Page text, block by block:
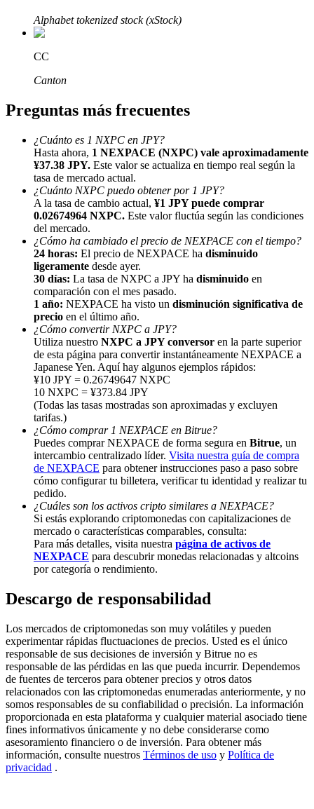
Afiliados de Bitrue
¡Hasta un 65% de comisiones!
Referencia
Invita a un amigo para recibir recompensas en efectivo
BTC Welcome Rewards
BTC Welcome Rewards
Deposit & Trade BTC to Share 25000 USDT prize pool!
Deposit CASHCAT & Win
Share 500000 CASHCAT prize pool
Exclusive for BitMart Users
Precious Metals Trading Carnival
Trade Gold & Silver · 33,333 USDT Bonus
USDT New User Exclusive 10% APR
USDT Flexible Staking | Daily Rewards
Alphabet tokenized stock (xStock)
CC
Canton
Preguntas más frecuentes
¿Cuánto es 1 NXPC en JPY?
Hasta ahora, 1 NEXPACE (NXPC) vale aproximadamente
¥37.38 JPY. Este valor se actualiza en tiempo real según la
tasa de mercado actual.
¿Cuánto NXPC puedo obtener por 1 JPY?
A la tasa de cambio actual, ¥1 JPY puede comprar
0.02674964 NXPC. Este valor fluctúa según las condiciones
del mercado.
¿Cómo ha cambiado el precio de NEXPACE con el tiempo?
24 horas: El precio de NEXPACE ha disminuido
ligeramente desde ayer.
30 días: La tasa de NXPC a JPY ha disminuido en
comparación con el mes pasado.
1 año: NEXPACE ha visto un disminución significativa de
precio en el último año.
¿Cómo convertir NXPC a JPY?
Utiliza nuestro NXPC a JPY conversor en la parte superior
de esta página para convertir instantáneamente NEXPACE a
Japanese Yen. Aquí hay algunos ejemplos rápidos:
¥10 JPY = 0.26749647 NXPC
10 NXPC = ¥373.84 JPY
(Todas las tasas mostradas son aproximadas y excluyen
tarifas.)
¿Cómo comprar 1 NEXPACE en Bitrue?
Puedes comprar NEXPACE de forma segura en Bitrue, un
intercambio centralizado líder. Visita nuestra guía de compra
de NEXPACE para obtener instrucciones paso a paso sobre
cómo configurar tu billetera, verificar tu identidad y realizar tu
pedido.
¿Cuáles son los activos cripto similares a NEXPACE?
Si estás explorando criptomonedas con capitalizaciones de
mercado o características comparables, consulta:
Para más detalles, visita nuestra página de activos de
NEXPACE para descubrir monedas relacionadas y altcoins
por categoría o rendimiento.
Descargo de responsabilidad
Los mercados de criptomonedas son muy volátiles y pueden
experimentar rápidas fluctuaciones de precios. Usted es el único
responsable de sus decisiones de inversión y Bitrue no es
responsable de las pérdidas en las que pueda incurrir. Dependemos
de fuentes de terceros para obtener precios y otros datos
relacionados con las criptomonedas enumeradas anteriormente, y no
somos responsables de su confiabilidad o precisión. La información
proporcionada en esta plataforma y cualquier material asociado tiene
fines informativos únicamente y no debe considerarse como
asesoramiento financiero o de inversión. Para obtener más
información, consulte nuestros Términos de uso y Política de
privacidad .